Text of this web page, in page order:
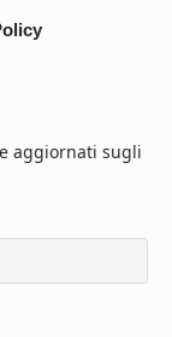
aggiornati sugli